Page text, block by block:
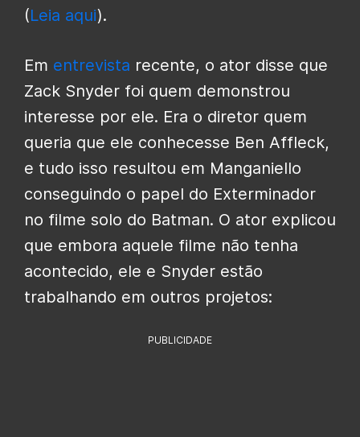
(Leia aqui).
Em entrevista recente, o ator disse que
Zack Snyder foi quem demonstrou
interesse por ele. Era o diretor quem
queria que ele conhecesse Ben Affleck,
e tudo isso resultou em Manganiello
conseguindo o papel do Exterminador
no filme solo do Batman. O ator explicou
que embora aquele filme não tenha
acontecido, ele e Snyder estão
trabalhando em outros projetos:
PUBLICIDADE